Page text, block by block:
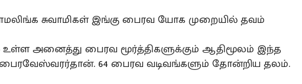
சுவாமிகள் இங்கு பைரவ யோக முறையில் தவம்
உள்ள அனைத்து பைரவ மூர்த்திகளுக்கும் ஆதிமூலம் இந்த
64 பைரவ வடிவங்களும் தோன்றிய தலம்.